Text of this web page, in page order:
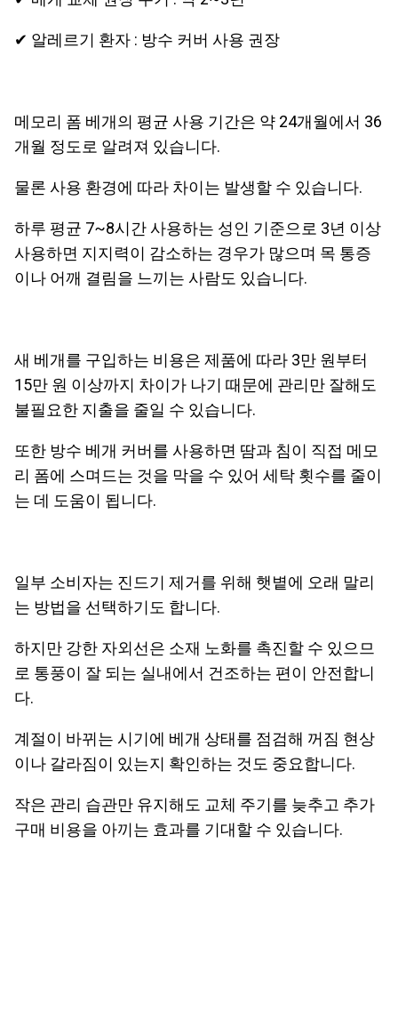
✔ 알레르기 환자 : 방수 커버 사용 권장
메모리 폼 베개의 평균 사용 기간은 약 24개월에서 36
개월 정도로 알려져 있습니다.
물론 사용 환경에 따라 차이는 발생할 수 있습니다.
하루 평균 7~8시간 사용하는 성인 기준으로 3년 이상
사용하면 지지력이 감소하는 경우가 많으며 목 통증
이나 어깨 결림을 느끼는 사람도 있습니다.
새 베개를 구입하는 비용은 제품에 따라 3만 원부터
15만 원 이상까지 차이가 나기 때문에 관리만 잘해도
불필요한 지출을 줄일 수 있습니다.
또한 방수 베개 커버를 사용하면 땀과 침이 직접 메모
리 폼에 스며드는 것을 막을 수 있어 세탁 횟수를 줄이
는 데 도움이 됩니다.
일부 소비자는 진드기 제거를 위해 햇볕에 오래 말리
는 방법을 선택하기도 합니다.
하지만 강한 자외선은 소재 노화를 촉진할 수 있으므
로 통풍이 잘 되는 실내에서 건조하는 편이 안전합니
다.
계절이 바뀌는 시기에 베개 상태를 점검해 꺼짐 현상
이나 갈라짐이 있는지 확인하는 것도 중요합니다.
작은 관리 습관만 유지해도 교체 주기를 늦추고 추가
구매 비용을 아끼는 효과를 기대할 수 있습니다.